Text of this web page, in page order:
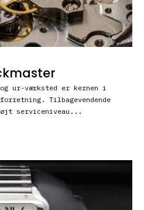
ur-værksted er kernen i
Tilbagevendende
serviceniveau...